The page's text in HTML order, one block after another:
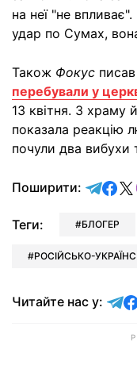
на неї "не
удар по Сумах,
Також Фокус
перебували у
13 квітня. З храму
показала реакцію
почули два вибухи
Поширити:
Теги: БЛОГЕР
РОСІЙСЬКО-
Читайте нас у: